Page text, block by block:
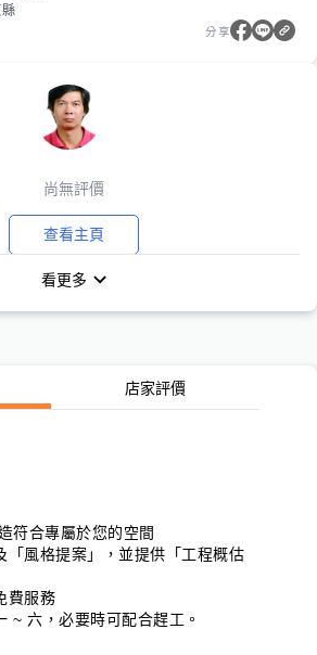
分享
尚無評價
查看主頁
看更多
店家評價
符合專屬於您的空間
「風格提案」，並提供「工程概估
費服務
~ 六，必要時可配合趕工。